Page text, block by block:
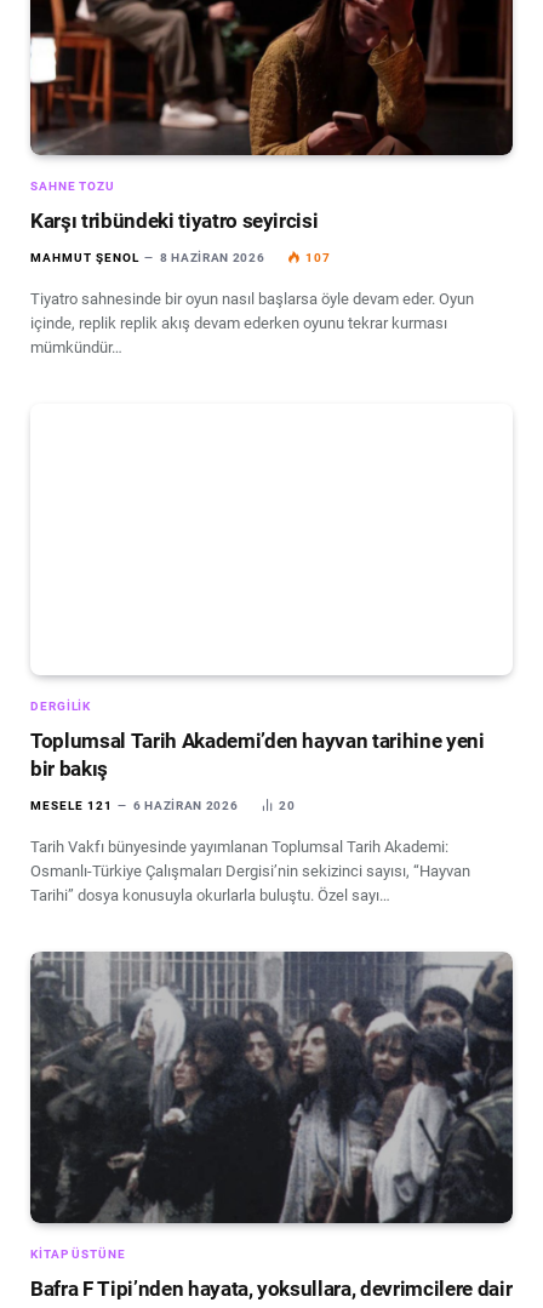
SAHNE TOZU
Karşı tribündeki tiyatro seyircisi
MAHMUT ŞENOL 8 HAZIRAN 2026 107
Tiyatro sahnesinde bir oyun nasıl başlarsa öyle devam eder. Oyun
içinde, replik replik akış devam ederken oyunu tekrar kurması
mümkündür…
DERGILIK
Toplumsal Tarih Akademi’den hayvan tarihine yeni
bir bakış
MESELE 121 6 HAZIRAN 2026 20
Tarih Vakfı bünyesinde yayımlanan Toplumsal Tarih Akademi:
Osmanlı-Türkiye Çalışmaları Dergisi’nin sekizinci sayısı, “Hayvan
Tarihi” dosya konusuyla okurlarla buluştu. Özel sayı…
KITAP ÜSTÜNE
Bafra F Tipi’nden hayata, yoksullara, devrimcilere dair